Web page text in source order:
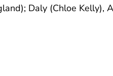
Daly (Chloe Kelly),